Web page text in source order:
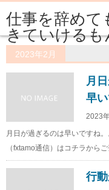
仕事を辞めて
きていけるも
2023年2月
月
早い
2023
月日が過ぎるのは早いですね
（fxtamo通信）はコチラから
行